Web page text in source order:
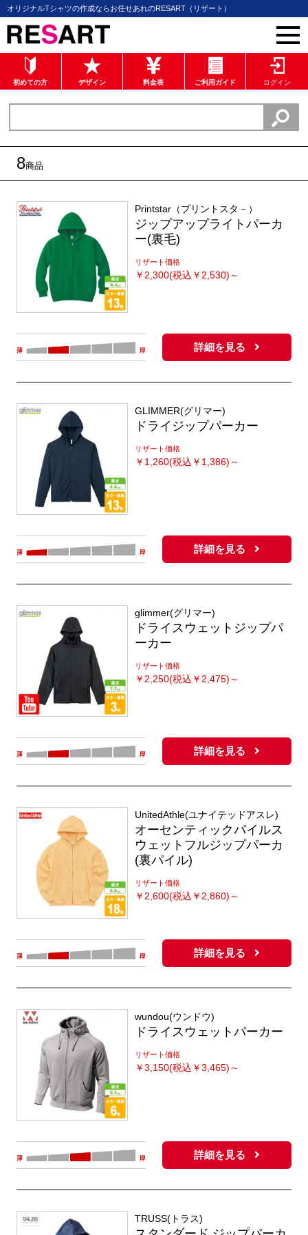
オリジナルTシャツの作成ならお任せあれのRESART（リザート）
初めての方 デザイン 料金表 ご利用ガイド ログイン
8商品
Printstar（プリントスタ－）
ジップアップライトパーカ
ー(裏毛)
リザート価格
￥2,300(税込￥2,530)～
詳細を見る
GLIMMER(グリマー)
ドライジップパーカー
リザート価格
￥ 1,260(税込￥1,386)～
詳細を見る
glimmer(グリマー)
ドライスウェットジップパ
ーカー
リザート価格
￥2,250(税込￥2,475)～
詳細を見る
UnitedAthle(ユナイテッドアスレ)
オーセンティックパイルス
ウェットフルジップパーカ
(裏パイル)
リザート価格
￥2,600(税込￥2,860)～
詳細を見る
wundou(ウンドウ)
ドライスウェットパーカー
リザート価格
￥3,150(税込￥3,465)～
詳細を見る
TRUSS(トラス)